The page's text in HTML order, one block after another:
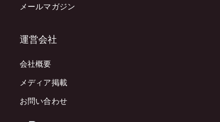
メールマガジン
運営会社
会社概要
メディア掲載
お問い合わせ